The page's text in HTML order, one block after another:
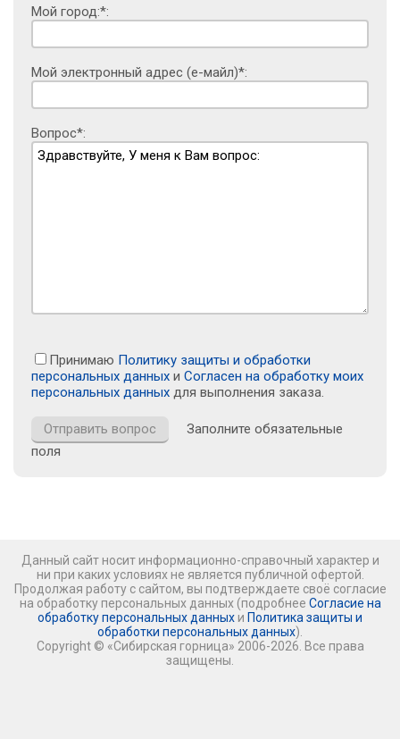
Мой город:*:
Мой электронный адрес (е-майл)*:
Вопрос*:
Принимаю Политику защиты и обработки
персональных данных и Согласен на обработку моих
персональных данных для выполнения заказа.
Заполните обязательные
поля
Данный сайт носит информационно-справочный характер и
ни при каких условиях не является публичной офертой.
Продолжая работу с сайтом, вы подтверждаете своё согласие
на обработку персональных данных (подробнее Согласие на
обработку персональных данных и Политика защиты и
обработки персональных данных).
Copyright © «Сибирская горница» 2006-2026. Все права
защищены.